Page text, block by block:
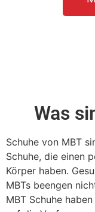
Was
Schuhe von MBT
Schuhe, die einen
Körper haben.
MBTs beengen
MBT Schuhe